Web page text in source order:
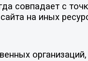
с
на иных